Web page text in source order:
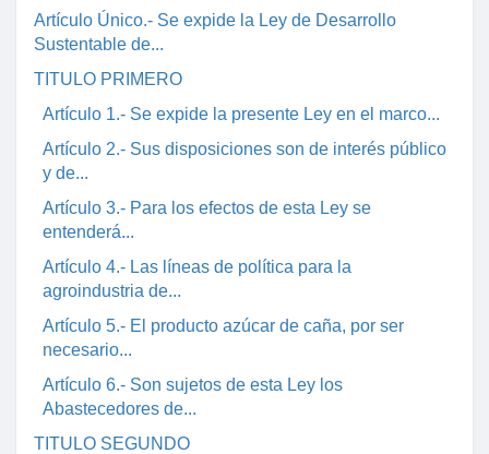
Artículo Único.- Se expide la Ley de Desarrollo
Sustentable de...
TITULO PRIMERO
Artículo 1.- Se expide la presente Ley en el marco...
Artículo 2.- Sus disposiciones son de interés público
y de...
Artículo 3.- Para los efectos de esta Ley se
entenderá...
Artículo 4.- Las líneas de política para la
agroindustria de...
Artículo 5.- El producto azúcar de caña, por ser
necesario...
Artículo 6.- Son sujetos de esta Ley los
Abastecedores de...
TITULO SEGUNDO